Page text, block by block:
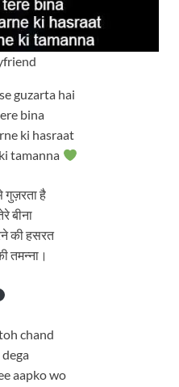
guzarta hai
bina
ki hasraat
tamanna
है
बीना
की हसरत
तमन्ना।
chand
aapko wo